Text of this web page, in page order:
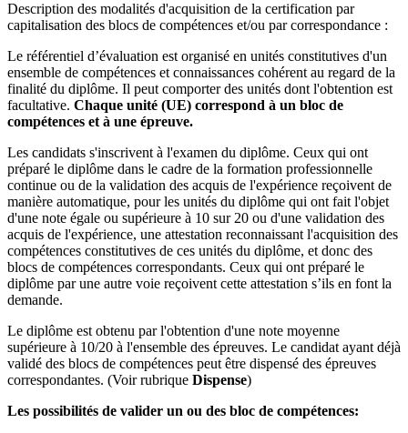
Description des modalités d'acquisition de la certification par
capitalisation des blocs de compétences et/ou par correspondance :
Le référentiel d’évaluation est organisé en unités constitutives d'un
ensemble de compétences et connaissances cohérent au regard de la
finalité du diplôme. Il peut comporter des unités dont l'obtention est
facultative. Chaque unité (UE) correspond à un bloc de
compétences et à une épreuve.
Les candidats s'inscrivent à l'examen du diplôme. Ceux qui ont
préparé le diplôme dans le cadre de la formation professionnelle
continue ou de la validation des acquis de l'expérience reçoivent de
manière automatique, pour les unités du diplôme qui ont fait l'objet
d'une note égale ou supérieure à 10 sur 20 ou d'une validation des
acquis de l'expérience, une attestation reconnaissant l'acquisition des
compétences constitutives de ces unités du diplôme, et donc des
blocs de compétences correspondants. Ceux qui ont préparé le
diplôme par une autre voie reçoivent cette attestation s’ils en font la
demande.
Le diplôme est obtenu par l'obtention d'une note moyenne
supérieure à 10/20 à l'ensemble des épreuves. Le candidat ayant déjà
validé des blocs de compétences peut être dispensé des épreuves
correspondantes. (Voir rubrique Dispense)
Les possibilités de valider un ou des bloc de compétences: